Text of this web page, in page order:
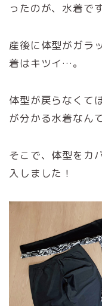
ったのが、水着です
産後に体型がガラ
着はキツイ…。
体型が戻らなくて
が分かる水着なん
そこで、体型をカ
入しました！